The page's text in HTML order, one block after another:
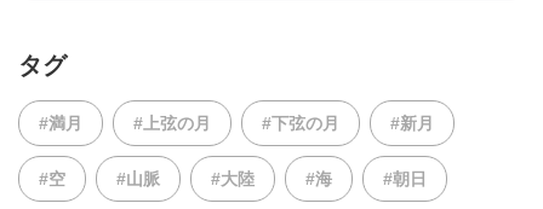
タグ
#満月 #上弦の月 #下弦の月 #新月
#空 #山脈 #大陸 #海 #朝日